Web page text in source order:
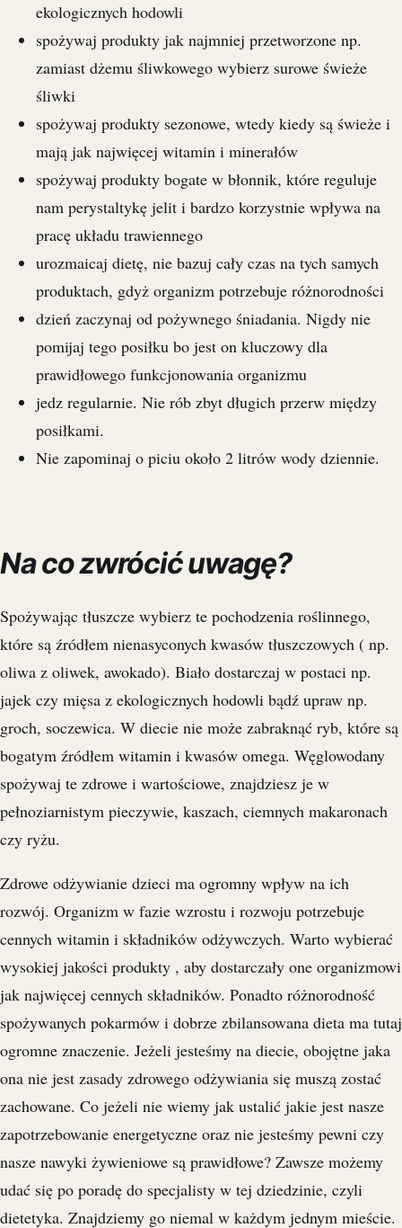
ekologicznych hodowli
spożywaj produkty jak najmniej przetworzone np.
zamiast dżemu śliwkowego wybierz surowe świeże
śliwki
spożywaj produkty sezonowe, wtedy kiedy są świeże i
mają jak najwięcej witamin i minerałów
spożywaj produkty bogate w błonnik, które reguluje
nam perystaltykę jelit i bardzo korzystnie wpływa na
pracę układu trawiennego
urozmaicaj dietę, nie bazuj cały czas na tych samych
produktach, gdyż organizm potrzebuje różnorodności
dzień zaczynaj od pożywnego śniadania. Nigdy nie
pomijaj tego posiłku bo jest on kluczowy dla
prawidłowego funkcjonowania organizmu
jedz regularnie. Nie rób zbyt długich przerw między
posiłkami.
Nie zapominaj o piciu około 2 litrów wody dziennie.
Na co zwrócić uwagę?
Spożywając tłuszcze wybierz te pochodzenia roślinnego,
które są źródłem nienasyconych kwasów tłuszczowych ( np.
oliwa z oliwek, awokado). Biało dostarczaj w postaci np.
jajek czy mięsa z ekologicznych hodowli bądź upraw np.
groch, soczewica. W diecie nie może zabraknąć ryb, które są
bogatym źródłem witamin i kwasów omega. Węglowodany
spożywaj te zdrowe i wartościowe, znajdziesz je w
pełnoziarnistym pieczywie, kaszach, ciemnych makaronach
czy ryżu.
Zdrowe odżywianie dzieci ma ogromny wpływ na ich
rozwój. Organizm w fazie wzrostu i rozwoju potrzebuje
cennych witamin i składników odżywczych. Warto wybierać
wysokiej jakości produkty , aby dostarczały one organizmowi
jak najwięcej cennych składników. Ponadto różnorodność
spożywanych pokarmów i dobrze zbilansowana dieta ma tutaj
ogromne znaczenie. Jeżeli jesteśmy na diecie, obojętne jaka
ona nie jest zasady zdrowego odżywiania się muszą zostać
zachowane. Co jeżeli nie wiemy jak ustalić jakie jest nasze
zapotrzebowanie energetyczne oraz nie jesteśmy pewni czy
nasze nawyki żywieniowe są prawidłowe? Zawsze możemy
udać się po poradę do specjalisty w tej dziedzinie, czyli
dietetyka. Znajdziemy go niemal w każdym jednym mieście.